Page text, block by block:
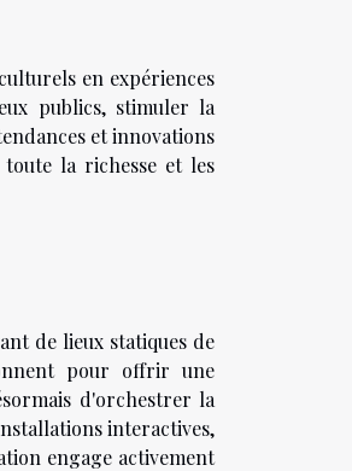
en expériences
publics, stimuler la
et innovations
la richesse et les
de lieux statiques de
pour offrir une
d'orchestrer la
interactives,
engage activement